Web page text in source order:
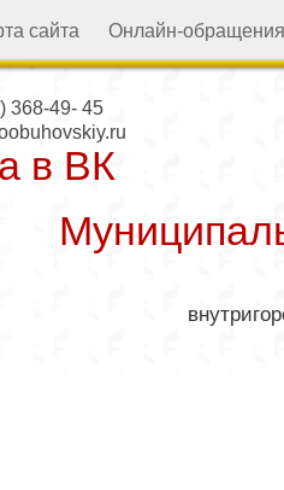
сайта Онлайн-обращения
368-49- 45